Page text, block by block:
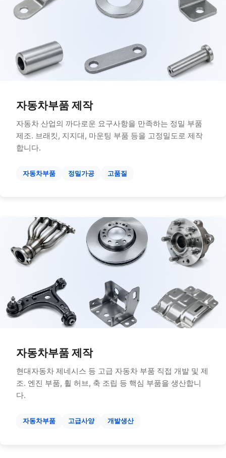
자동차부품 제작
자동차 산업의 까다로운 요구사항을 만족하는 정밀 부품
제조. 브래킷, 지지대, 마운팅 부품 등을 고정밀도로 제작
합니다.
자동차부품 정밀가공 고품질
자동차부품 제작
현대자동차 제네시스 등 고급 자동차 부품 직접 개발 및 제
조. 엔진 부품, 휠 허브, 축 조립 등 핵심 부품을 생산합니
다.
자동차부품 고급사양 개발생산